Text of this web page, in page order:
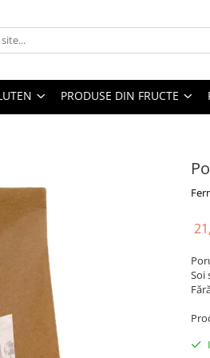
PRODUSE DIN FRUCTE
Soi